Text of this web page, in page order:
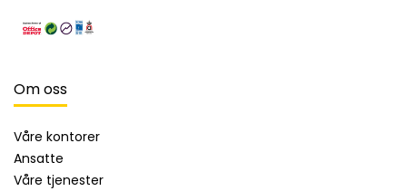
Om oss
Våre kontorer
Ansatte
Våre tjenester